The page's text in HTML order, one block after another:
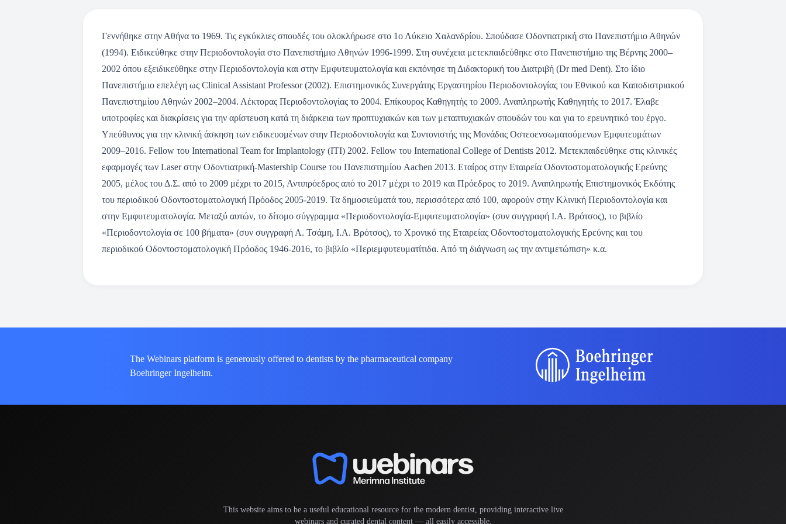
Γεννήθηκε στην Αθήνα το 1969. Τις εγκύκλιες σπουδές του ολοκλήρωσε στο 1ο Λύκειο Χαλανδρίου. Σπούδασε Οδοντιατρική στο Πανεπιστήμιο Αθηνών
(1994). Ειδικεύθηκε στην Περιοδοντολογία στο Πανεπιστήμιο Αθηνών 1996-1999. Στη συνέχεια μετεκπαιδεύθηκε στο Πανεπιστήμιο της Βέρνης 2000–
2002 όπου εξειδικεύθηκε στην Περιοδοντολογία και στην Εμφυτευματολογία και εκπόνησε τη Διδακτορική του Διατριβή (Dr med Dent). Στο ίδιο
Πανεπιστήμιο επελέγη ως Clinical Assistant Professor (2002). Επιστημονικός Συνεργάτης Εργαστηρίου Περιοδοντολογίας του Εθνικού και Καποδιστριακού
Πανεπιστημίου Αθηνών 2002–2004. Λέκτορας Περιοδοντολογίας το 2004. Επίκουρος Καθηγητής το 2009. Αναπληρωτής Καθηγητής το 2017. Έλαβε
υποτροφίες και διακρίσεις για την αρίστευση κατά τη διάρκεια των προπτυχιακών και των μεταπτυχιακών σπουδών του και για το ερευνητικό του έργο.
Υπεύθυνος για την κλινική άσκηση των ειδικευομένων στην Περιοδοντολογία και Συντονιστής της Μονάδας Οστεοενσωματούμενων Εμφυτευμάτων
2009–2016. Fellow του International Team for Implantology (ITI) 2002. Fellow του International College of Dentists 2012. Μετεκπαιδεύθηκε στις κλινικές
εφαρμογές των Laser στην Οδοντιατρική-Mastership Course του Πανεπιστημίου Aachen 2013. Εταίρος στην Εταιρεία Οδοντοστοματολογικής Ερεύνης
2005, μέλος του Δ.Σ. από το 2009 μέχρι το 2015, Αντιπρόεδρος από το 2017 μέχρι το 2019 και Πρόεδρος το 2019. Αναπληρωτής Επιστημονικός Εκδότης
του περιοδικού Οδοντοστοματολογική Πρόοδος 2005-2019. Τα δημοσιεύματά του, περισσότερα από 100, αφορούν στην Κλινική Περιοδοντολογία και
στην Εμφυτευματολογία. Μεταξύ αυτών, το δίτομο σύγγραμμα «Περιοδοντολογία-Εμφυτευματολογία» (συν συγγραφή Ι.Α. Βρότσος), το βιβλίο
«Περιοδοντολογία σε 100 βήματα» (συν συγγραφή Α. Τσάμη, Ι.Α. Βρότσος), το Χρονικό της Εταιρείας Οδοντοστοματολογικής Ερεύνης και του
περιοδικού Οδοντοστοματολογική Πρόοδος 1946-2016, το βιβλίο «Περιεμφυτευματίτιδα. Από τη διάγνωση ως την αντιμετώπιση» κ.α.
The Webinars platform is generously offered to dentists by the pharmaceutical company
Boehringer Ingelheim.
This website aims to be a useful educational resource for the modern dentist, providing interactive live
webinars and curated dental content — all easily accessible.